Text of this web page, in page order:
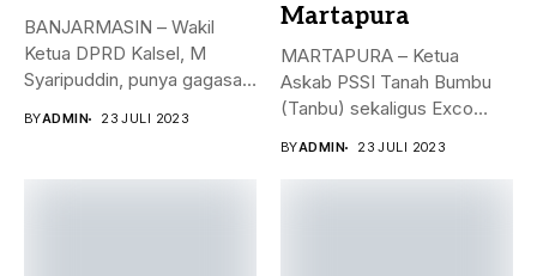
BANJARMASIN – Wakil
Ketua DPRD Kalsel, M
Syaripuddin, punya gagasan
BYADMIN 23 JULI 2023
Martapura
MARTAPURA – Ketua
Askab PSSI Tanah Bumbu
(Tanbu) sekaligus Exco
BYADMIN 23 JULI 2023